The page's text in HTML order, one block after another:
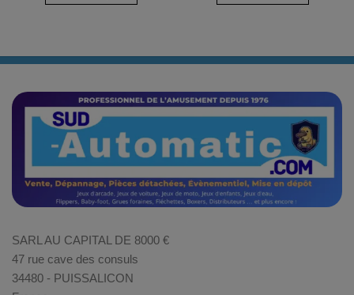
SARL AU CAPITAL DE 8000 €
47 rue cave des consuls
34480 - PUISSALICON